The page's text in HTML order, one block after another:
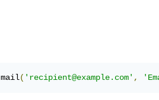
mail( 'recipient@example.com' ,